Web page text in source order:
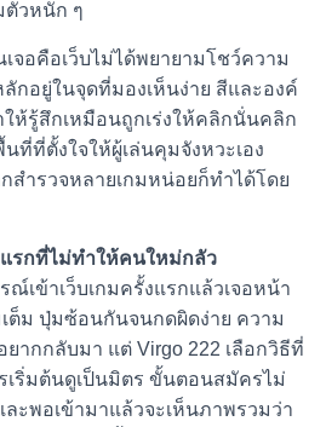
ตัวหนัก ๆ
จอคือเว็บไม่ได้พยายามโชว์ความ
ลักอยู่ในจุดที่มองเห็นง่าย สีและองค์
ห้รู้สึกเหมือนถูกเร่งให้คลิกนั่นคลิก
ที่ที่ตั้งใจให้ผู้เล่นคุมจังหวะเอง
กสำรวจหลายเกมหน่อยก็ทำได้โดย
รกที่ไม่ทำให้คนใหม่กลัว
เข้าเว็บเกมครั้งแรกแล้วเจอหน้า
ต็ม ปุ่มซ้อนกันจนกดผิดง่าย ความ
ากกลับมา แต่ Virgo 222 เลือกวิธีที่
เริ่มต้นดูเป็นมิตร ขั้นตอนสมัครไม่
ะพอเข้ามาแล้วจะเห็นภาพรวมว่า